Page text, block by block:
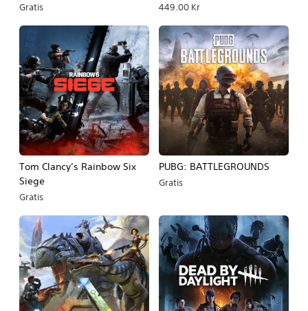
Gratis 449.00 Kr
Tom Clancy’s Rainbow Six
Siege
Gratis
PUBG: BATTLEGROUNDS
Gratis